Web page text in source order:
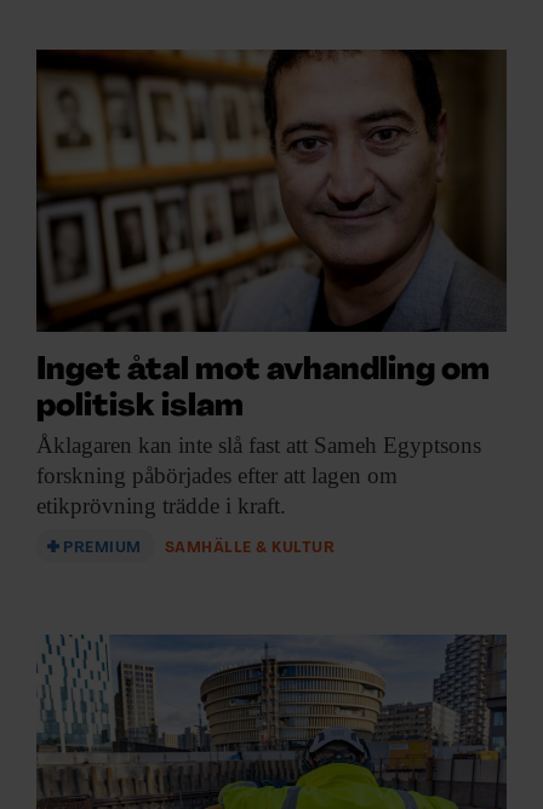
Inget åtal mot avhandling om
politisk islam
Åklagaren kan inte slå fast att Sameh Egyptsons
forskning påbörjades efter att lagen om
etikprövning trädde i kraft.
PREMIUM SAMHÄLLE & KULTUR